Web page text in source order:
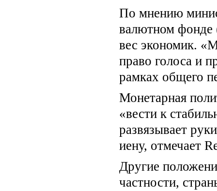
По мнению
валютном
вес экономик.
право голоса и
рамках общего
Монетарная
«вести к
развязывает
иену, отмечает
Другие
частности,